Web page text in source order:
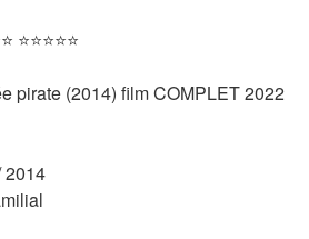
⭐⭐⭐⭐⭐
pirate (2014) film COMPLET 2022
2014